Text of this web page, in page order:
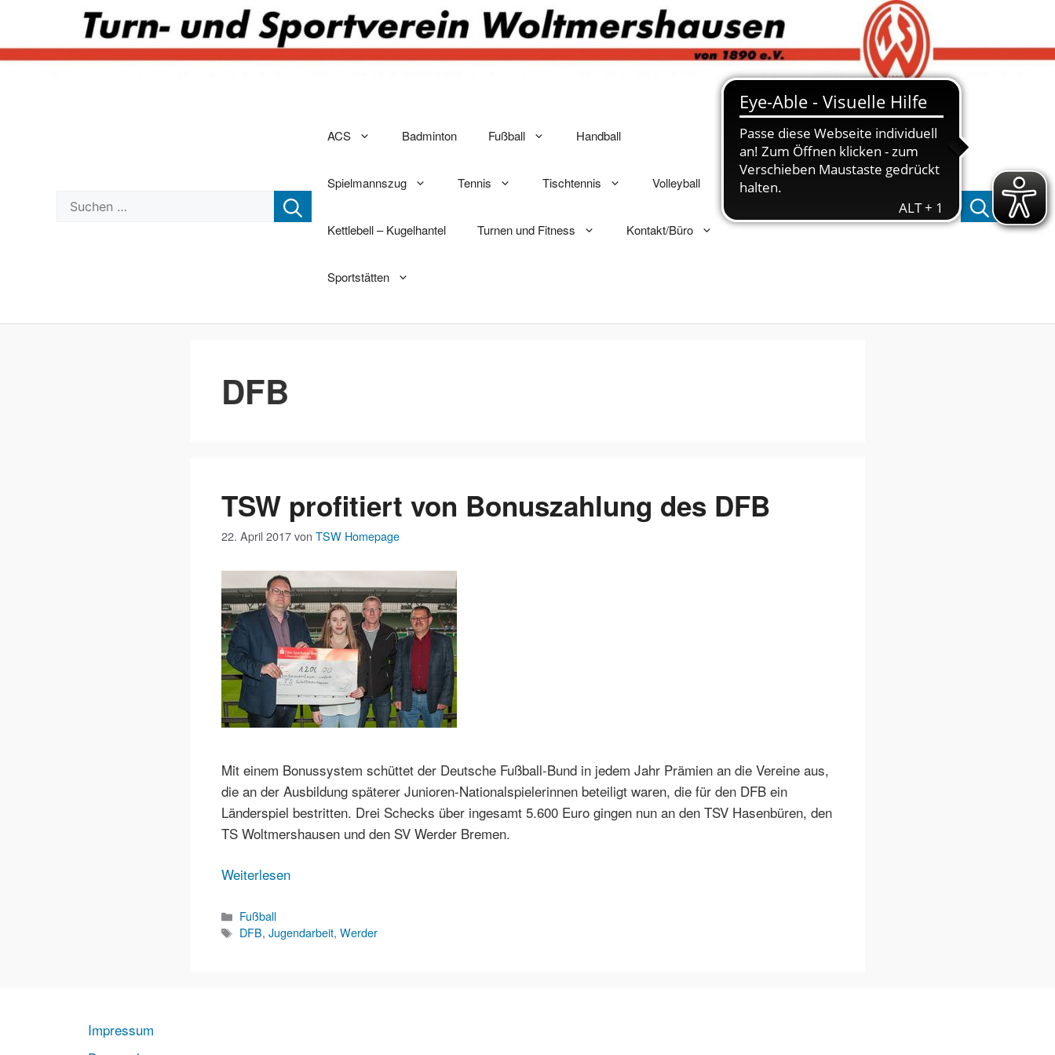
Suchen nach:
ACS Badminton Fußball Handball
Spielmannszug Tennis Tischtennis Volleyball
Kettlebell – Kugelhantel Turnen und Fitness Kontakt/Büro
Sportstätten
DFB
TSW profitiert von Bonuszahlung des DFB
22. April 2017von TSW Homepage
Mit einem Bonussystem schüttet der Deutsche Fußball-Bund in jedem Jahr Prämien an die Vereine aus,
die an der Ausbildung späterer Junioren-Nationalspielerinnen beteiligt waren, die für den DFB ein
Länderspiel bestritten. Drei Schecks über ingesamt 5.600 Euro gingen nun an den TSV Hasenbüren, den
TS Woltmershausen und den SV Werder Bremen.
Weiterlesen
Kategorien
Fußball
Schlagwörter
DFB,Jugendarbeit,Werder
Impressum